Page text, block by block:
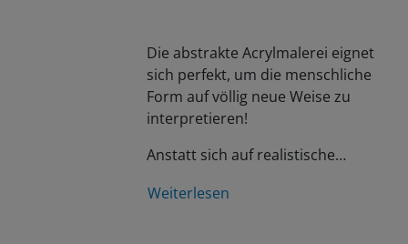
Die abstrakte Acrylmalerei eignet
sich perfekt, um die menschliche
Form auf völlig neue Weise zu
interpretieren!
Anstatt sich auf realistische…
Weiterlesen